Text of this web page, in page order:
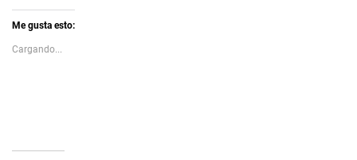
k
t
s
h
e
Me gusta esto:
Cargando...